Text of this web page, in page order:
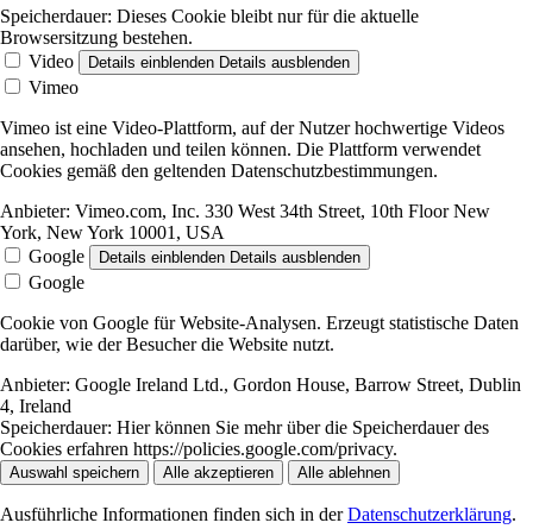
Speicherdauer: Dieses Cookie bleibt nur für die aktuelle
Browsersitzung bestehen.
Video
Details einblenden Details ausblenden
Vimeo
Vimeo ist eine Video-Plattform, auf der Nutzer hochwertige Videos
ansehen, hochladen und teilen können. Die Plattform verwendet
Cookies gemäß den geltenden Datenschutzbestimmungen.
Anbieter: Vimeo.com, Inc. 330 West 34th Street, 10th Floor New
York, New York 10001, USA
Google
Details einblenden Details ausblenden
Google
Cookie von Google für Website-Analysen. Erzeugt statistische Daten
darüber, wie der Besucher die Website nutzt.
Anbieter: Google Ireland Ltd., Gordon House, Barrow Street, Dublin
4, Ireland
Speicherdauer: Hier können Sie mehr über die Speicherdauer des
Cookies erfahren https://policies.google.com/privacy.
Auswahl speichern Alle akzeptieren Alle ablehnen
Ausführliche Informationen finden sich in derDatenschutzerklärung.